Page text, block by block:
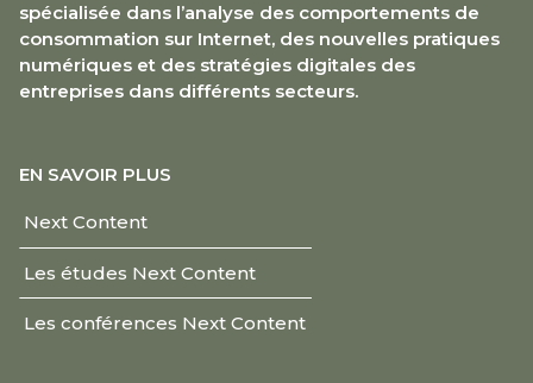
spécialisée dans l’analyse des comportements de
consommation sur Internet, des nouvelles pratiques
numériques et des stratégies digitales des
entreprises dans différents secteurs.
EN SAVOIR PLUS
Next Content
Les études Next Content
Les conférences Next Content